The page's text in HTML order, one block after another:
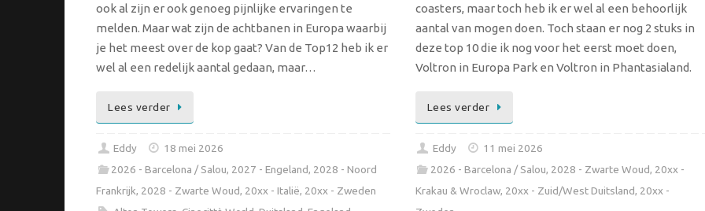
ook al zijn er ook genoeg pijnlijke ervaringen te
melden. Maar wat zijn de achtbanen in Europa waarbij
je het meest over de kop gaat? Van de Top12 heb ik er
wel al een redelijk aantal gedaan, maar…
Lees verder
Eddy
18 mei 2026
2026 - Barcelona / Salou, 2027 - Engeland, 2028 - Noord
Frankrijk, 2028 - Zwarte Woud, 20xx - Italië, 20xx - Zweden
coasters, maar toch heb ik er wel al een behoorlijk
aantal van mogen doen. Toch staan er nog 2 stuks in
deze top 10 die ik nog voor het eerst moet doen,
Voltron in Europa Park en Voltron in Phantasialand.
Lees verder
Eddy
11 mei 2026
2026 - Barcelona / Salou, 2028 - Zwarte Woud, 20xx -
Krakau & Wroclaw, 20xx - Zuid/West Duitsland, 20xx -